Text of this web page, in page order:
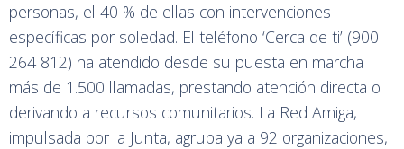
personas, el 40 % de ellas con intervenciones
específicas por soledad. El teléfono ‘Cerca de ti’ (900
264 812) ha atendido desde su puesta en marcha
más de 1.500 llamadas, prestando atención directa o
derivando a recursos comunitarios. La Red Amiga,
impulsada por la Junta, agrupa ya a 92 organizaciones,